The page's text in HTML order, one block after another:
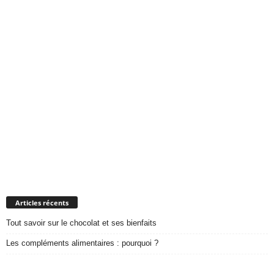
Articles récents
Tout savoir sur le chocolat et ses bienfaits
Les compléments alimentaires : pourquoi ?